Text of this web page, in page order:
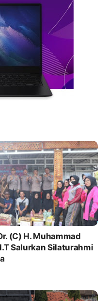
(C) H. Muhammad
Salurkan Silaturahmi